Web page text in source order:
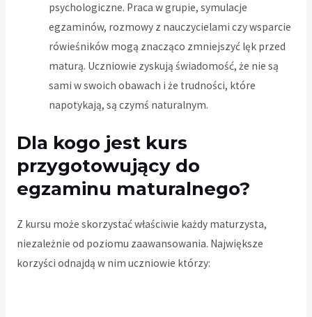
psychologiczne. Praca w grupie, symulacje
egzaminów, rozmowy z nauczycielami czy wsparcie
rówieśników mogą znacząco zmniejszyć lęk przed
maturą. Uczniowie zyskują świadomość, że nie są
sami w swoich obawach i że trudności, które
napotykają, są czymś naturalnym.
Dla kogo jest kurs
przygotowujący do
egzaminu maturalnego?
Z kursu może skorzystać właściwie każdy maturzysta,
niezależnie od poziomu zaawansowania. Największe
korzyści odnajdą w nim uczniowie którzy: